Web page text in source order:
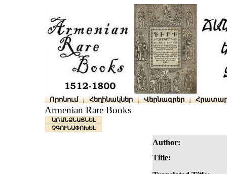
Որոնում Հեղինակներ Վերնագրեր
Armenian Rare Books
ԱՌԱՆՁՆԱՑՆԵԼ
ՉԳՈՒՆԱՓՈԽԵԼ
Author:
Title: